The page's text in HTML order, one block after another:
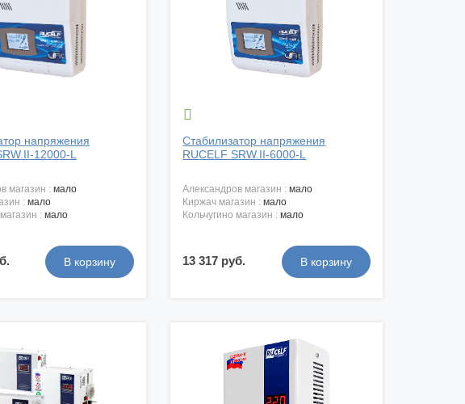
напряжения
12000-L
магазин : мало
: мало
магазин : мало

Стабилизатор напряжения
RUCELF SRW.II-6000-L
александров магазин :мало
киржач магазин :мало
кольчугино магазин :мало
13 317 руб.